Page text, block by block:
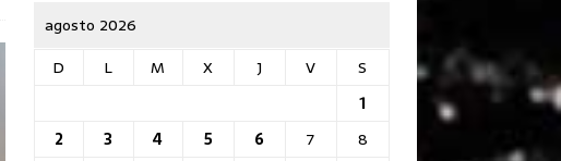
agosto 2026
D
L M X J V
S
1
2
3 4 5 6 7
8